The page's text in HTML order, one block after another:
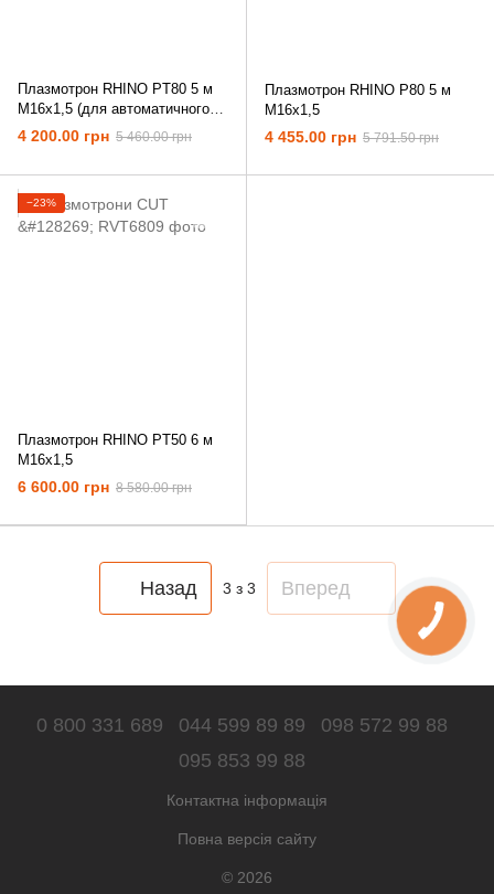
Плазмотрон RHINO PT80 5 м
M16x1,5 (для автоматичного
різання)
4 200.00 грн 5 460.00 грн
Плазмотрон RHINO P80 5 м
M16x1,5
4 455.00 грн 5 791.50 грн
−23%
Плазмотрон RHINO PT50 6 м
M16x1,5
6 600.00 грн 8 580.00 грн
Назад 3 з 3 Вперед
0 800 331 689 044 599 89 89
098 572 99 88
095 853 99 88
Контактна інформація
Повна версія сайту
© 2026